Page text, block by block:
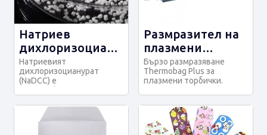
Натриев
дихлоризоцианурат
за дезинфекция
Натриевият
дихлоризоцианурат
(NaDCC) е
контакт с вода той о...
Размразител на
плазмени
торбички
Бързо размразяване
Thermobag Plus за
плазмени торбички.